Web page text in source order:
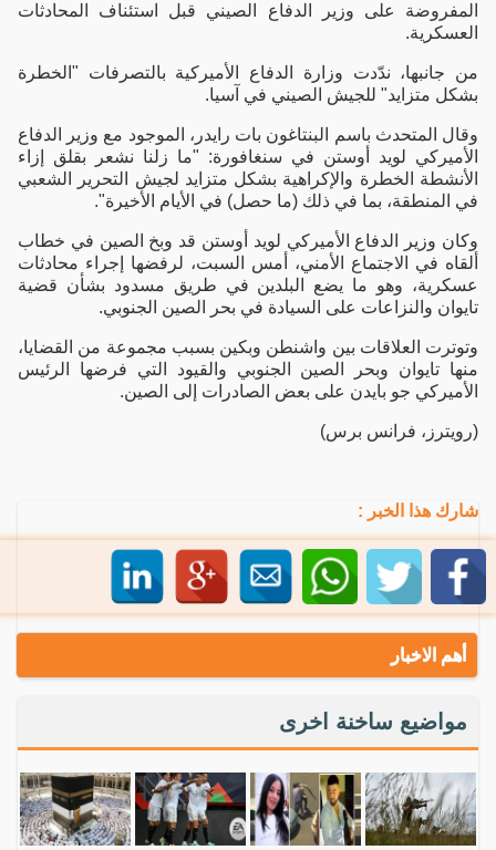
المفروضة على وزير الدفاع الصيني قبل استئناف المحادثات
العسكرية.
من جانبها، ندّدت وزارة الدفاع الأميركية بالتصرفات "الخطرة
بشكل متزايد" للجيش الصيني في آسيا.
وقال المتحدث باسم البنتاغون بات رايدر، الموجود مع وزير الدفاع
الأميركي لويد أوستن في سنغافورة: "ما زلنا نشعر بقلق إزاء
الأنشطة الخطرة والإكراهية بشكل متزايد لجيش التحرير الشعبي
في المنطقة، بما في ذلك (ما حصل) في الأيام الأخيرة".
وكان وزير الدفاع الأميركي لويد أوستن قد وبخ الصين في خطاب
ألقاه في الاجتماع الأمني، أمس السبت، لرفضها إجراء محادثات
عسكرية، وهو ما يضع البلدين في طريق مسدود بشأن قضية
تايوان والنزاعات على السيادة في بحر الصين الجنوبي.
وتوترت العلاقات بين واشنطن وبكين بسبب مجموعة من القضايا،
منها تايوان وبحر الصين الجنوبي والقيود التي فرضها الرئيس
الأميركي جو بايدن على بعض الصادرات إلى الصين.
(رويترز، فرانس برس)
شارك هذا الخبر :
أهم الاخبار
مواضيع ساخنة اخرى